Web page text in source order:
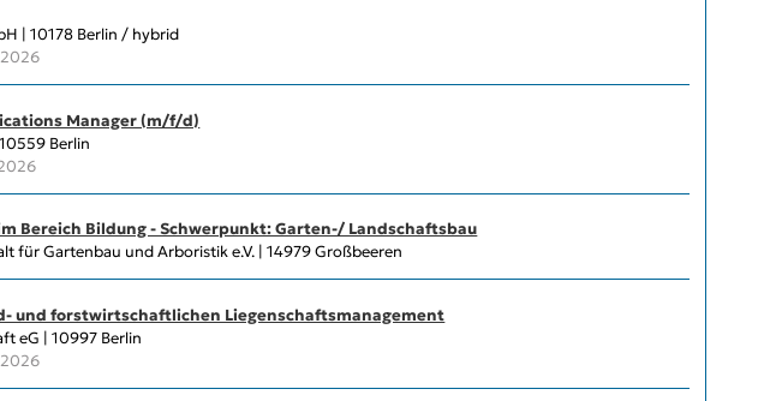
| 10178 Berlin / hybrid
Manager (m/f/d)
Berlin
Bereich Bildung - Schwerpunkt: Garten-/ Landschaftsbau
für Gartenbau und Arboristik e.V. | 14979 Großbeeren
und forstwirtschaftlichen Liegenschaftsmanagement
eG | 10997 Berlin